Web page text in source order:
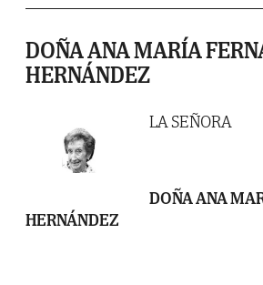
DOÑA ANA MARÍA
HERNÁNDEZ
LA SEÑORA
DOÑA ANA
HERNÁNDEZ